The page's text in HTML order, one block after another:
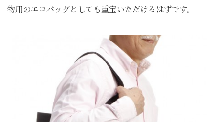
物用のエコバッグとしても重宝いただけるはずです。